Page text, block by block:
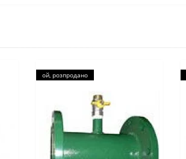
ой, розпродано